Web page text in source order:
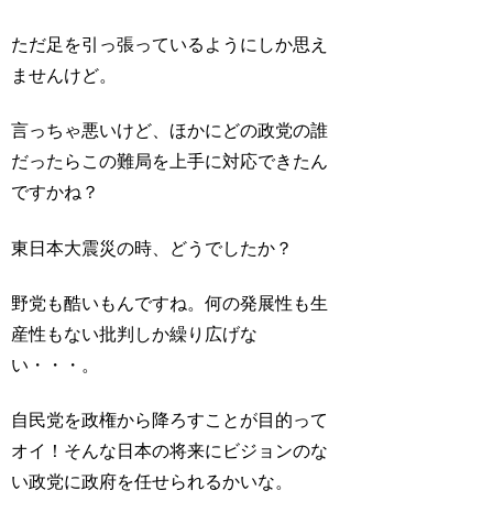
ただ足を引っ張っているようにしか思え
ませんけど。
言っちゃ悪いけど、ほかにどの政党の誰
だったらこの難局を上手に対応できたん
ですかね？
東日本大震災の時、どうでしたか？
野党も酷いもんですね。何の発展性も生
産性もない批判しか繰り広げな
い・・・。
自民党を政権から降ろすことが目的って
オイ！そんな日本の将来にビジョンのな
い政党に政府を任せられるかいな。